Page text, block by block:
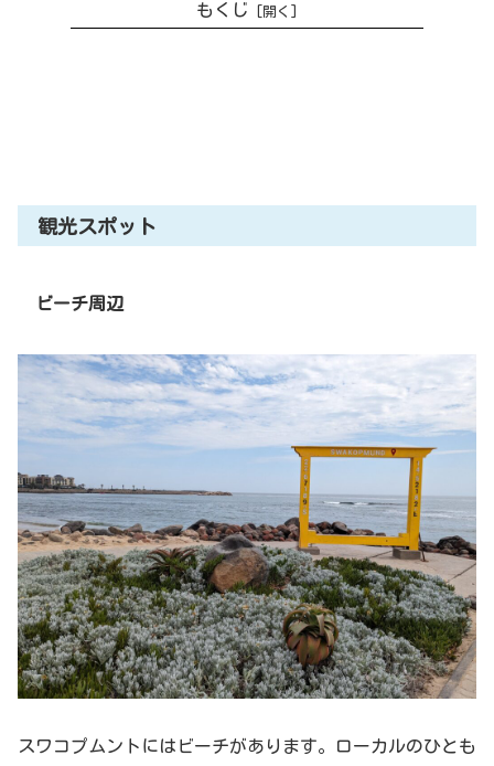
もくじ
観光スポット
ビーチ周辺
スワコプムントにはビーチがあります。ローカルのひとも